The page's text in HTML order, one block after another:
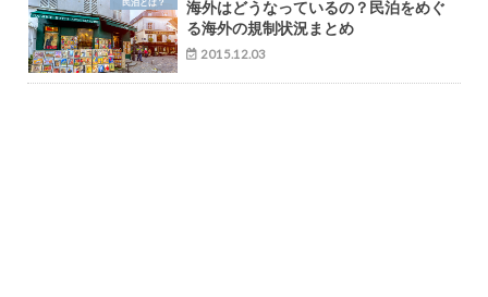
民泊とは？
海外はどうなっているの？民泊をめぐ
る海外の規制状況まとめ
2015.12.03